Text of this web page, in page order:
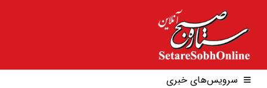
سرویس‌های خبری